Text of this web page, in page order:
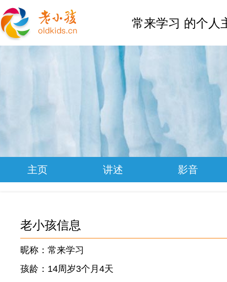
常来学习 的个人
主页 讲述 影音
老小孩信息
昵称：常来学习
孩龄：14周岁3个月4天